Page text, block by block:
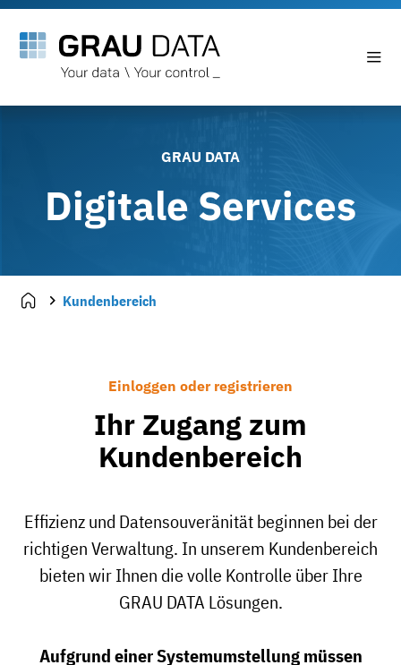
GRAU DATA
Digitale Services
Kundenbereich
Einloggen oder registrieren
Ihr Zugang zum
Kundenbereich
Effizienz und Datensouveränität beginnen bei der
richtigen Verwaltung. In unserem Kundenbereich
bieten wir Ihnen die volle Kontrolle über Ihre
GRAU DATA Lösungen.
Aufgrund einer Systemumstellung müssen